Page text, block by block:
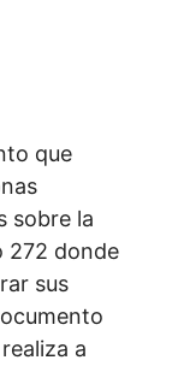
que
sobre la
272 donde
sus
a